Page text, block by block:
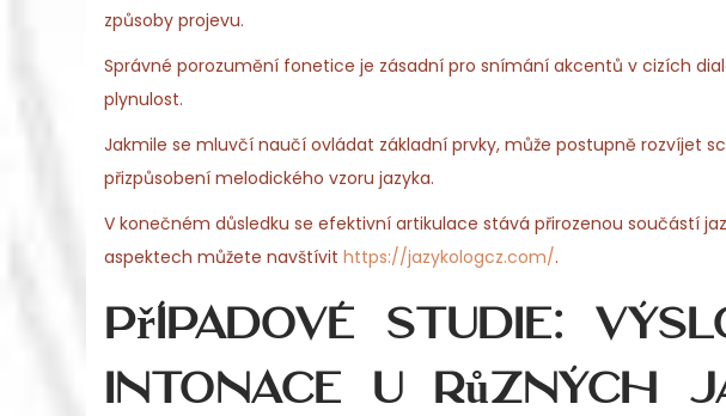
způsoby projevu.
Správné porozumění fonetice je zásadní pro snímání akcentů v cizích
plynulost.
Jakmile se mluvčí naučí ovládat základní prvky, může postupně rozvíjet
přizpůsobení melodického vzoru jazyka.
V konečném důsledku se efektivní artikulace stává přirozenou součástí
aspektech můžete navštívit https://jazykologcz.com/.
Případové studie:
intonace u různých